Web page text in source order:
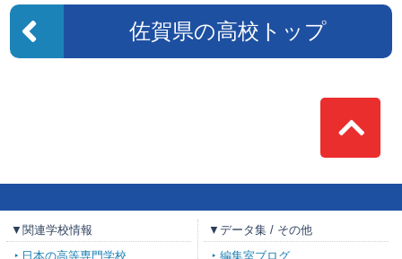
佐賀県の高校トップ
Top
▼関連学校情報
日本の高等専門学校
▼データ集 / その他
編集室ブログ